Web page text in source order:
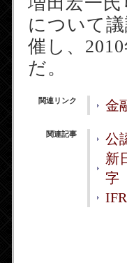
について
催し、
だ。
関連リンク 金
関連記事
公
新
字